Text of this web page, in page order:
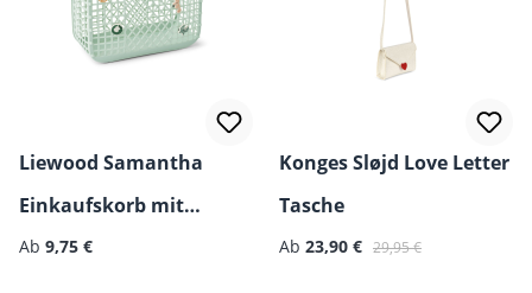
Liewood Samantha
Einkaufskorb mit
Anstecker
Regulärer Preis:
Ab 9,75 €
Konges Sløjd Love Letter
Tasche
Verkaufspreis:
Ab 23,90 € Regulärer Preis:
29,95 €